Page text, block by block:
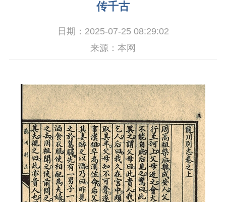
传千古
日期：2025-07-25 08:29:02
来源：本网